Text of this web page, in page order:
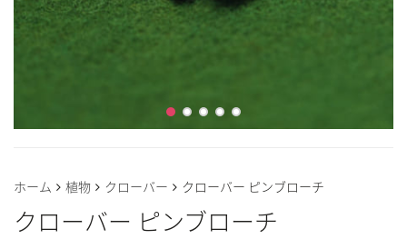
ホーム 植物 クローバー クローバー ピンブローチ
クローバー ピンブローチ